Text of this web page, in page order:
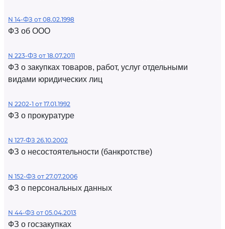
N 14-ФЗ от 08.02.1998
ФЗ об ООО
N 223-ФЗ от 18.07.2011
ФЗ о закупках товаров, работ, услуг отдельными
видами юридических лиц
N 2202-1 от 17.01.1992
ФЗ о прокуратуре
N 127-ФЗ 26.10.2002
ФЗ о несостоятельности (банкротстве)
N 152-ФЗ от 27.07.2006
ФЗ о персональных данных
N 44-ФЗ от 05.04.2013
ФЗ о госзакупках